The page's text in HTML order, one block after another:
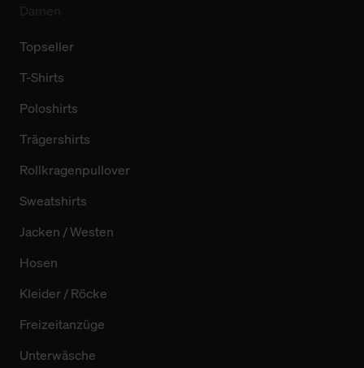
Topseller
T-Shirts
Poloshirts
Trägershirts
Rollkragenpullover
Sweatshirts
Jacken / Westen
Hosen
Kleider / Röcke
Freizeitanzüge
Unterwäsche